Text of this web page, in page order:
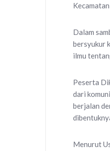
Dalam
bersyukur
ilmu
Peserta
dari
berjalan
Menurut